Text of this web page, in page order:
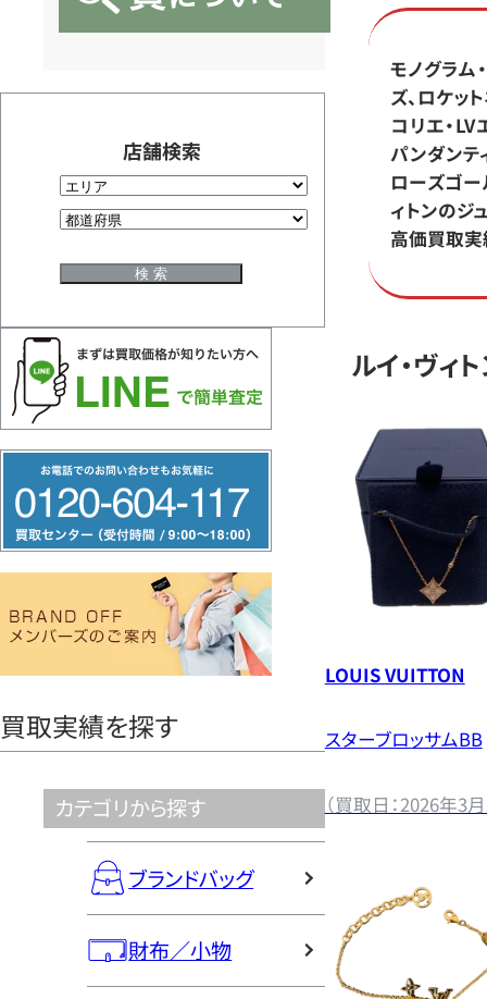
BRAND
OFF
せ
く
だ
さ
い
店舗検索
リ
ー
ヤ
買取実績を探す
カテゴリから探す
ブランドバッグ
財布／小物
モノグラム
ズ、ロケッ
コリエ・LV
パンダンテ
ローズゴー
ィトンのジ
高価買取実
ルイ・ヴィ
LOUIS VUITTON
スターブロッサムBB
（買取日：2026年3